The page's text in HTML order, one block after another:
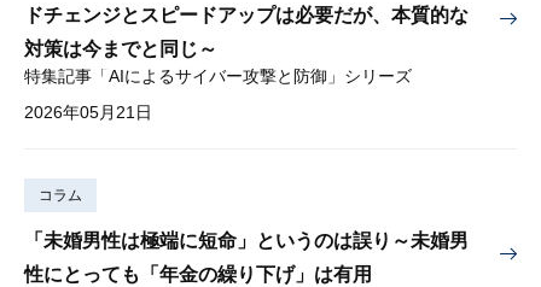
ドチェンジとスピードアップは必要だが、本質的な
対策は今までと同じ～
特集記事「AIによるサイバー攻撃と防御」シリーズ
2026年05月21日
コラム
「未婚男性は極端に短命」というのは誤り～未婚男
性にとっても「年金の繰り下げ」は有用